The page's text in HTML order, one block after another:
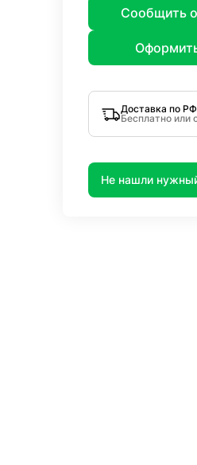
Сообщить
Доставка по РФ
Бесплатно или
Не нашли